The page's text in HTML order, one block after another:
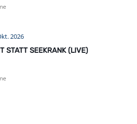
2026
STATT SEEKRANK (LIVE)